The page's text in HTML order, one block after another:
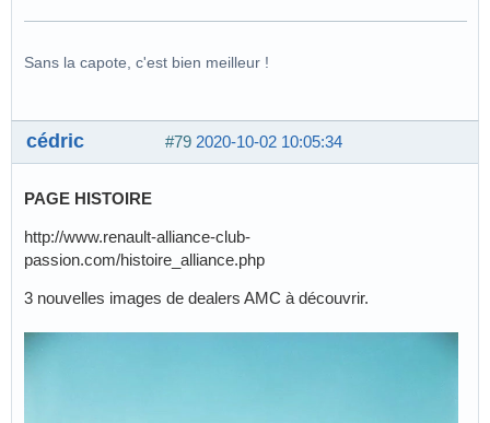
Sans la capote, c'est bien meilleur !
#79 2020-10-02 10:05:34
cédric
PAGE HISTOIRE
http://www.renault-alliance-club-
passion.com/histoire_alliance.php
3 nouvelles images de dealers AMC à découvrir.